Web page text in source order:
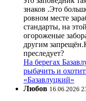
знаков .Это
ровном месте
стандарты, на
огороженые
другим
преследует?
На берегах
рыбачить и
«Базавлуцкий»
Любов 16.06.2026